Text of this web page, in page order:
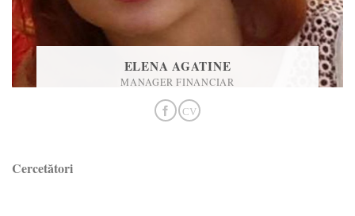
ELENA AGATINE
MANAGER FINANCIAR
Cercetători